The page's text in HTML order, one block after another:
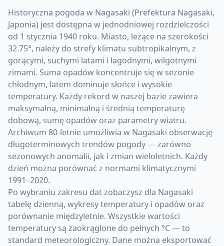
Historyczna pogoda w Nagasaki (Prefektura Nagasaki,
Japonia) jest dostępna w jednodniowej rozdzielczości
od 1 stycznia 1940 roku. Miasto, leżące na szerokości
32.75°, należy do strefy klimatu subtropikalnym, z
gorącymi, suchymi latami i łagodnymi, wilgotnymi
zimami. Suma opadów koncentruje się w sezonie
chłodnym, latem dominuje słońce i wysokie
temperatury. Każdy rekord w naszej bazie zawiera
maksymalną, minimalną i średnią temperaturę
dobową, sumę opadów oraz parametry wiatru.
Archiwum 80-letnie umożliwia w Nagasaki obserwację
długoterminowych trendów pogody — zarówno
sezonowych anomalii, jak i zmian wieloletnich. Każdy
dzień można porównać z normami klimatycznymi
1991–2020.
Po wybraniu zakresu dat zobaczysz dla Nagasaki
tabelę dzienną, wykresy temperatury i opadów oraz
porównanie międzyletnie. Wszystkie wartości
temperatury są zaokrąglone do pełnych °C — to
standard meteorologiczny. Dane można eksportować